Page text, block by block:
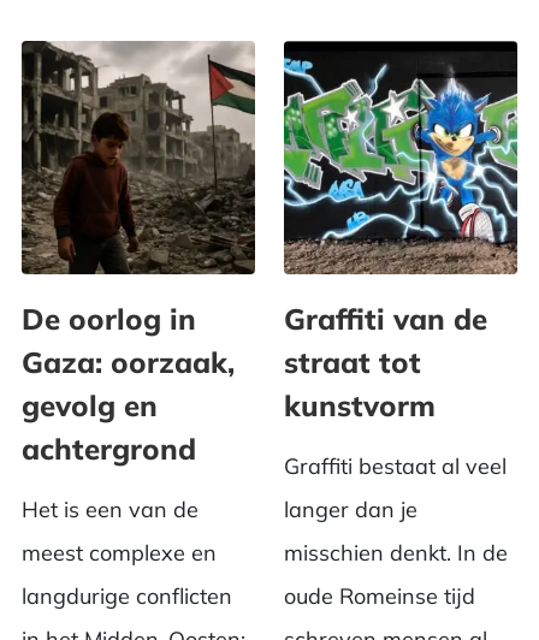
De oorlog in
Gaza: oorzaak,
gevolg en
achtergrond
Het is een van de
meest complexe en
langdurige conflicten
Graffiti van de
straat tot
kunstvorm
Graffiti bestaat al veel
langer dan je
misschien denkt. In de
oude Romeinse tijd